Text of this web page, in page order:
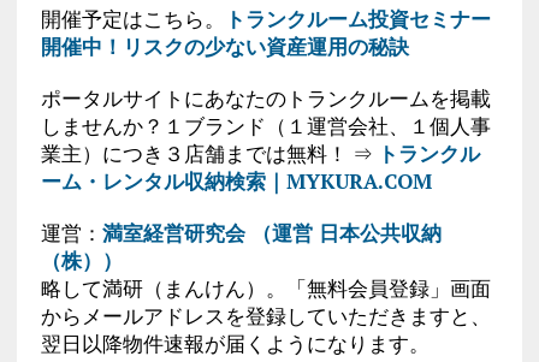
開催予定はこちら。
トランクルーム投資セミナー
開催中！リスクの少ない資産運用の秘訣
ポータルサイトにあなたのトランクルームを掲載
しませんか？１ブランド（１運営会社、１個人事
業主）につき３店舗までは無料！ ⇒ トランクル
ーム・レンタル収納検索｜MYKURA.COM
運営： 満室経営研究会 （運営 日本公共収納
（株））
略して満研（まんけん）。「無料会員登録」画面
からメールアドレスを登録していただきますと、
翌日以降物件速報が届くようになります。